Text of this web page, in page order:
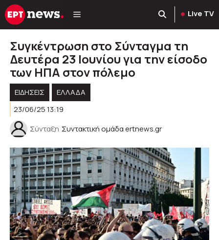
Μετάβαση
σε
Live TV
Συγκέντρωση στο Σύνταγμα τη
Δευτέρα 23 Ιουνίου για την είσοδο
των ΗΠΑ στον πόλεμο
ΕΙΔΗΣΕΙΣ
ΕΛΛΑΔΑ
23/06/25 13:19
Σύνταξη Συντακτική ομάδα ertnews.gr